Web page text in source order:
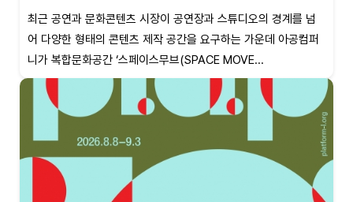
최근 공연과 문화콘텐츠 시장이 공연장과 스튜디오의 경계를 넘
어 다양한 형태의 콘텐츠 제작 공간을 요구하는 가운데 아공컴퍼
니가 복합문화공간 ‘스페이스무브(SPACE MOVE...